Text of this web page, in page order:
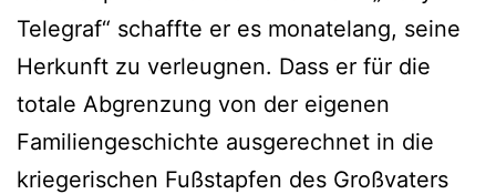
Telegraf“ schaffte er es monatelang, seine
Herkunft zu verleugnen. Dass er für die
totale Abgrenzung von der eigenen
Familiengeschichte ausgerechnet in die
kriegerischen Fußstapfen des Großvaters